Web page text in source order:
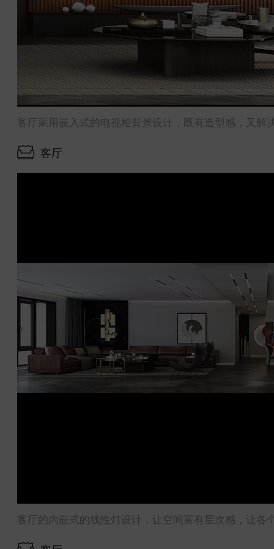
客厅采用嵌入式的电视柜背景设计，既有造型感，又解
客厅
客厅的内嵌式的线性灯设计，让空间富有层次感，让各